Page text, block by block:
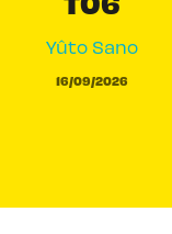
Yûto Sano
16/09/2026